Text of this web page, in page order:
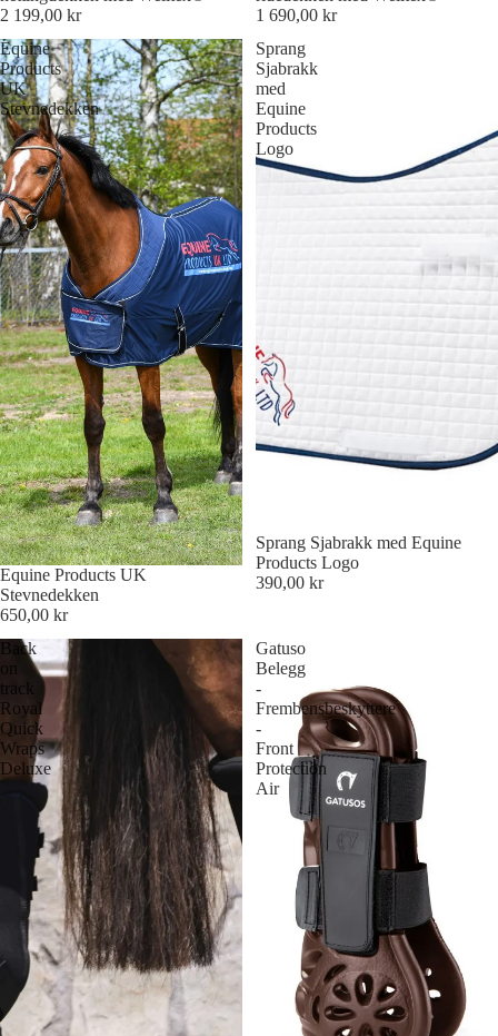
2 199,00 kr
1 690,00 kr
Equine
Products
UK
Stevnedekken
Equine Products UK
Stevnedekken
650,00 kr
Sprang
Sjabrakk
med
Equine
Products
Logo
Sprang Sjabrakk med Equine
Products Logo
390,00 kr
Back
on
track
Royal
Quick
Wraps
Deluxe
Gatuso
Belegg
-
Frembensbeskyttere
-
Front
Protection
Air